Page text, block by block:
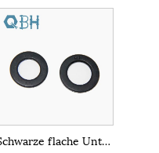
Schwarze flache Unterlegscheiben aus Kohlenstoffstahl DIN6919